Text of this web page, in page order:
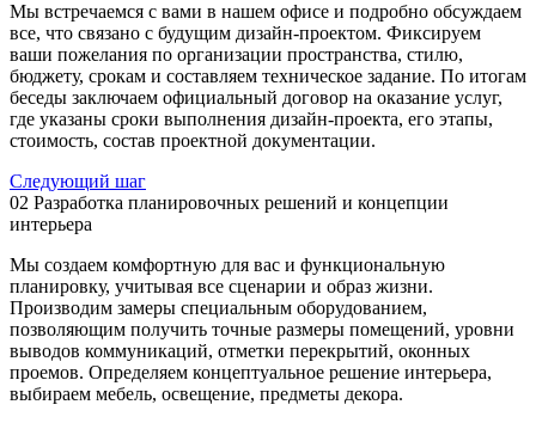
Мы встречаемся с вами в нашем офисе и подробно обсуждаем
все, что связано с будущим дизайн-проектом. Фиксируем
ваши пожелания по организации пространства, стилю,
бюджету, срокам и составляем техническое задание. По итогам
беседы заключаем официальный договор на оказание услуг,
где указаны сроки выполнения дизайн-проекта, его этапы,
стоимость, состав проектной документации.
Следующий шаг
02 Разработка планировочных решений и концепции
интерьера
Мы создаем комфортную для вас и функциональную
планировку, учитывая все сценарии и образ жизни.
Производим замеры специальным оборудованием,
позволяющим получить точные размеры помещений, уровни
выводов коммуникаций, отметки перекрытий, оконных
проемов. Определяем концептуальное решение интерьера,
выбираем мебель, освещение, предметы декора.